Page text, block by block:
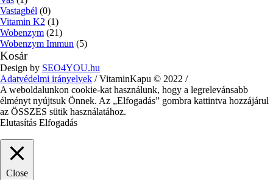
Vastagbél (0)
Vitamin K2 (1)
Wobenzym (21)
Wobenzym Immun (5)
Kosár
Design by SEO4YOU.hu
Adatvédelmi irányelvek / VitaminKapu © 2022 /
A weboldalunkon cookie-kat használunk, hogy a legrelevánsabb
élményt nyújtsuk Önnek. Az „Elfogadás” gombra kattintva hozzájárul
az ÖSSZES sütik használatához.
Elutasítás Elfogadás
Close